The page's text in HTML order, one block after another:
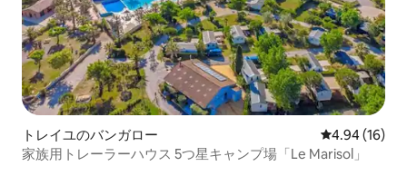
トレイユのバンガロー レビュー16
4.94 (16)
家族用トレーラーハウス 5つ星キャンプ場「Le Marisol」